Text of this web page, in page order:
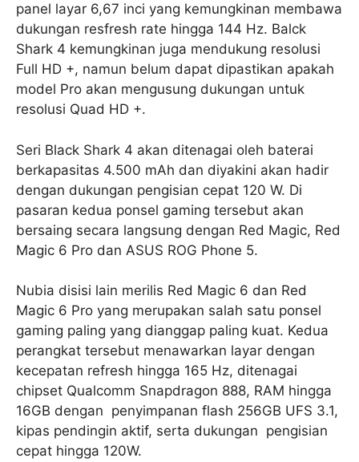
panel layar 6,67 inci yang kemungkinan membawa
dukungan resfresh rate hingga 144 Hz. Balck
Shark 4 kemungkinan juga mendukung resolusi
Full HD +, namun belum dapat dipastikan apakah
model Pro akan mengusung dukungan untuk
resolusi Quad HD +.
Seri Black Shark 4 akan ditenagai oleh baterai
berkapasitas 4.500 mAh dan diyakini akan hadir
dengan dukungan pengisian cepat 120 W. Di
pasaran kedua ponsel gaming tersebut akan
bersaing secara langsung dengan Red Magic, Red
Magic 6 Pro dan ASUS ROG Phone 5.
Nubia disisi lain merilis Red Magic 6 dan Red
Magic 6 Pro yang merupakan salah satu ponsel
gaming paling yang dianggap paling kuat. Kedua
perangkat tersebut menawarkan layar dengan
kecepatan refresh hingga 165 Hz, ditenagai
chipset Qualcomm Snapdragon 888, RAM hingga
16GB dengan penyimpanan flash 256GB UFS 3.1,
kipas pendingin aktif, serta dukungan pengisian
cepat hingga 120W.